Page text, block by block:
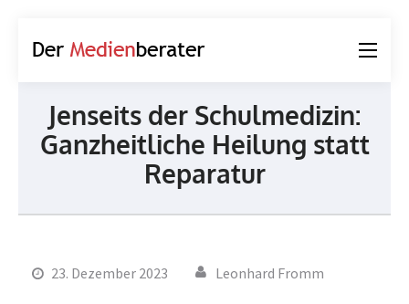
Jenseits der Schulmedizin:
Ganzheitliche Heilung statt
Reparatur
23. Dezember 2023 Leonhard Fromm